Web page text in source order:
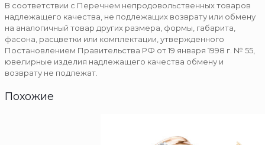
В соответствии с Перечнем непродовольственных товаров
надлежащего качества, не подлежащих возврату или обмену
на аналогичный товар других размера, формы, габарита,
фасона, расцветки или комплектации, утвержденного
Постановлением Правительства РФ от 19 января 1998 г. № 55,
ювелирные изделия надлежащего качества обмену и
возврату не подлежат.
Похожие